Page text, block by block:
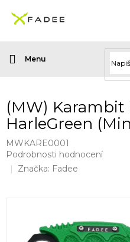
obsah
(MW) Karambit
HarleGreen
MWKARE0001
Průměrné
hodnocení
hvězdiček.
Podrobnosti hodnocení
Značka: Fadee